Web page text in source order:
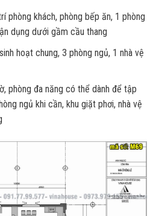
phòng khách, phòng bếp ăn, 1 phòng
dụng dưới gầm cầu thang
hoạt chung, 3 phòng ngủ, 1 nhà vệ
phòng đa năng có thể dành để tập
ngủ khi cần, khu giặt phơi, nhà vệ